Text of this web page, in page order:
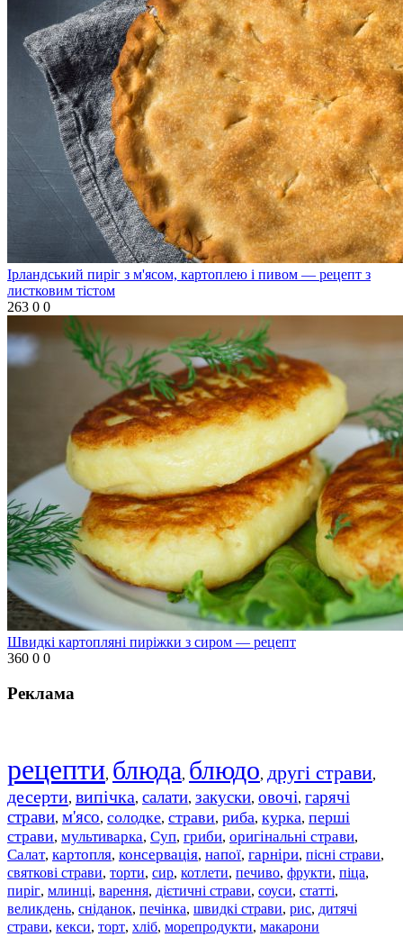
Ірландський пиріг з м'ясом, картоплею і пивом — рецепт з
листковим тістом
263 0 0
Швидкі картопляні пиріжки з сиром — рецепт
360 0 0
Реклама
рецепти, блюда, блюдо, другі страви,
десерти, випічка, салати, закуски, овочі, гарячі
страви, м'ясо, солодке, страви, риба, курка, перші
страви, мультиварка, Суп, гриби, оригінальні страви,
Салат, картопля, консервація, напої, гарніри, пісні страви,
святкові страви, торти, сир, котлети, печиво, фрукти, піца,
пиріг, млинці, варення, дієтичні страви, соуси, статті,
великдень, сніданок, печінка, швидкі страви, рис, дитячі
страви, кекси, торт, хліб, морепродукти, макарони